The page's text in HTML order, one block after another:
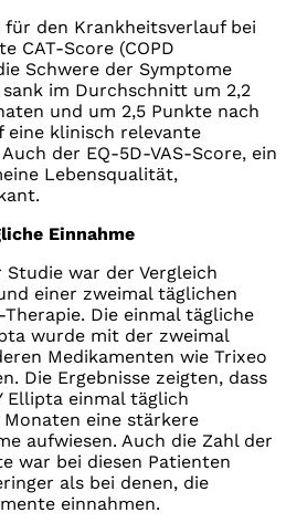
den Krankheitsverlauf bei
CAT-Score (COPD
Schwere der Symptome
im Durchschnitt um 2,2
und um 2,5 Punkte nach
eine klinisch relevante
der EQ-5D-VAS-Score, ein
Lebensqualität,
Einnahme
war der Vergleich
einer zweimal täglichen
Die einmal tägliche
wurde mit der zweimal
Medikamenten wie Trixeo
Die Ergebnisse zeigten, dass
Ellipta einmal täglich
eine stärkere
aufwiesen. Auch die Zahl der
war bei diesen Patienten
als bei denen, die
einnahmen.